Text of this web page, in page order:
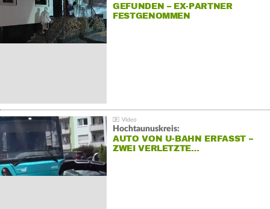
GEFUNDEN – EX-PARTNER
FESTGENOMMEN
Hochtaunuskreis:
AUTO VON U-BAHN ERFASST –
ZWEI VERLETZTE…